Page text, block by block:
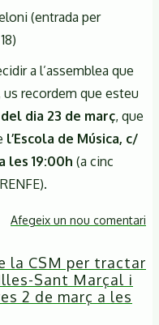
(entrada per
a l’assemblea que
us recordem que esteu
dia 23 de març, que
l’Escola de Música, c/
les 19:00h (a cinc
Afegeix un nou comentari
la CSM per tractar
Sant Marçal i
2 de març a les